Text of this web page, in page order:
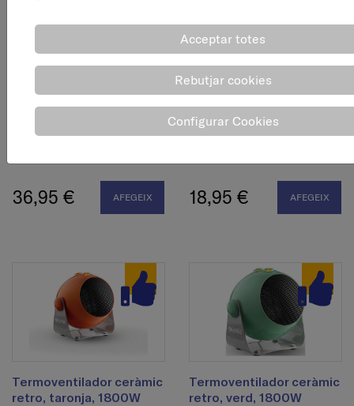
Calefactor ceràmic
36,95 € AFEGEIX
Calefactor endollable
18,95 € AFEGEIX
Termoventilador ceràmic
retro, taronja, 1800W
Termoventilador ceràmic
retro, verd, 1800W
Acceptar totes
Rebutjar cookies
Configurar Cookies